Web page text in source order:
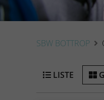
SBW BOTTROP
LISTE